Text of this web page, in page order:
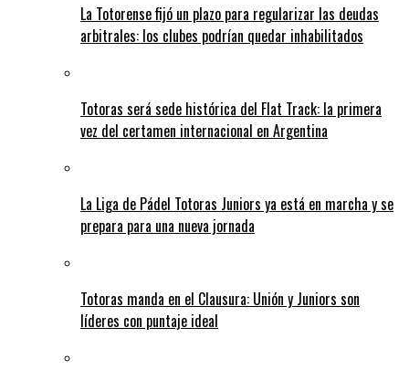
La Totorense fijó un plazo para regularizar las deudas
arbitrales: los clubes podrían quedar inhabilitados
Totoras será sede histórica del Flat Track: la primera
vez del certamen internacional en Argentina
La Liga de Pádel Totoras Juniors ya está en marcha y se
prepara para una nueva jornada
Totoras manda en el Clausura: Unión y Juniors son
líderes con puntaje ideal